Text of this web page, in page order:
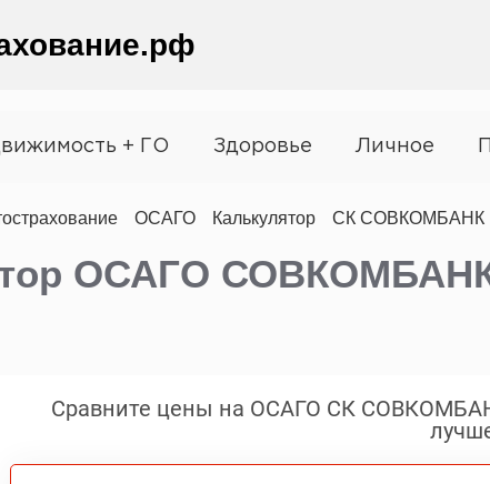
+ ГО Здоровье Личное
ОСАГО Калькулятор СК СОВКОМБАНК
ОСАГО СОВКОМБАНК